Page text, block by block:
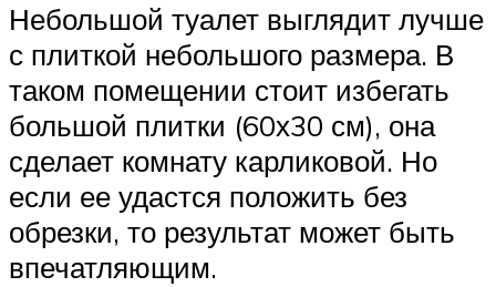
Небольшой туалет выглядит лучше
с плиткой небольшого размера. В
таком помещении стоит избегать
большой плитки (60х30 см), она
сделает комнату карликовой. Но
если ее удастся положить без
обрезки, то результат может быть
впечатляющим.